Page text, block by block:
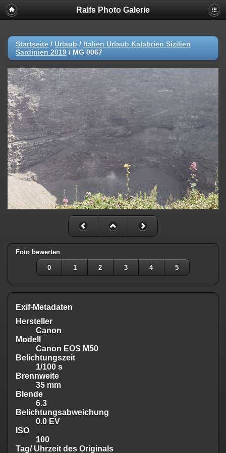
Ralfs Photo Galerie
Startseite / Urlaub / Italien Urlaub Kalabrien Sizilien
Sardinien 2019 / MG 0067
Foto bewerten
0 1 2 3 4 5
Exif-Metadaten
Hersteller
Canon
Modell
Canon EOS M50
Belichtungszeit
1/100 s
Brennweite
35 mm
Blende
6.3
Belichtungsabweichung
0.0 EV
ISO
100
Tag/ Uhrzeit des Originals